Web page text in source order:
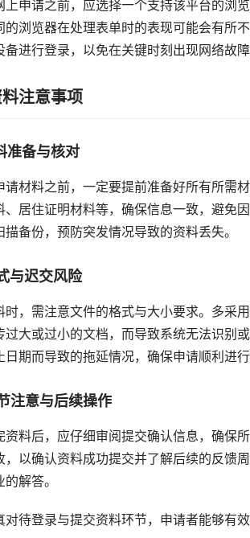
上申请之前，应选择一个支持该平台的
的浏览器在处理表单时的表现可能会有所
备进行登录，以免在关键时刻出现网络故障
注意事项
准备与核对
请材料之前，一定要提前准备好所有所需
、居住证明材料等，确保信息一致，避免
描备份，预防突发情况导致的资料丢失。
与迟交风险
时，需注意文件的格式与大小要求。多采
过大或过小的文档，而导致系统无法识别
日期而导致的拖延情况，确保申请顺利进行
注意与后续操作
资料后，应仔细审阅提交确认信息，确保
，以确认资料成功提交并了解后续的反馈
解答。
对待登录与提交资料环节，申请者能够有